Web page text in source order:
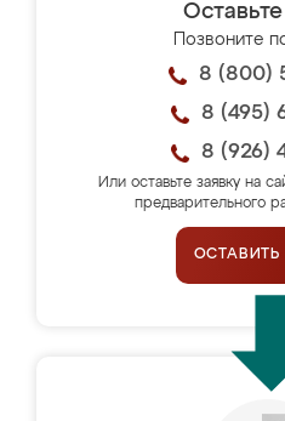
Позвоните
8 (800)
8 (495)
8 (926)
Или оставьте заявку на
предварительного
ОСТАВИТЬ